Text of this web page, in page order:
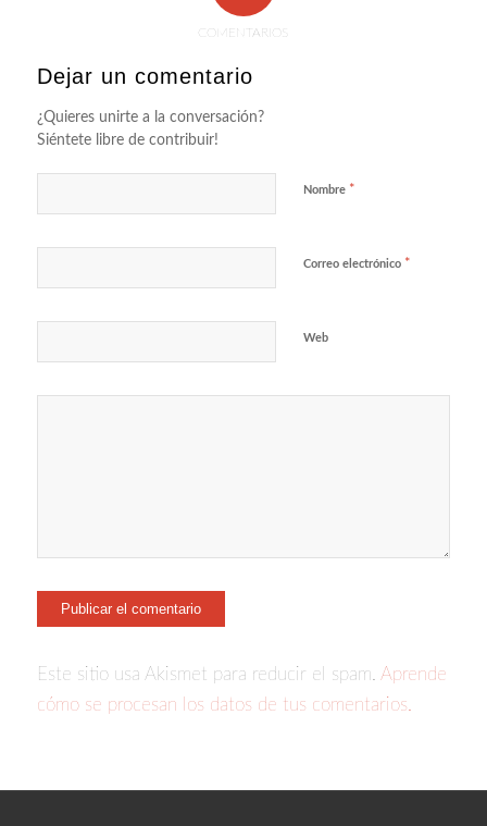
COMENTARIOS
Dejar un comentario
¿Quieres unirte a la conversación?
Siéntete libre de contribuir!
Nombre *
Correo electrónico *
Web
Este sitio usa Akismet para reducir el spam. Aprende
cómo se procesan los datos de tus comentarios.